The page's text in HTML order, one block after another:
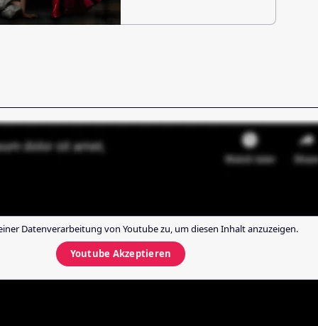
Datenverarbeitung von Youtubezu, um diesen Inhalt anzuzeigen.
Youtube Akzeptieren